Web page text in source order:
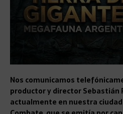
Nos comunicamos
productor y director Sebastián
actualmente en nuestra